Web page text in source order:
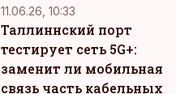
11.06.26, 10:33
Таллиннский порт
тестирует сеть 5G+:
заменит ли мобильная
связь часть кабельных